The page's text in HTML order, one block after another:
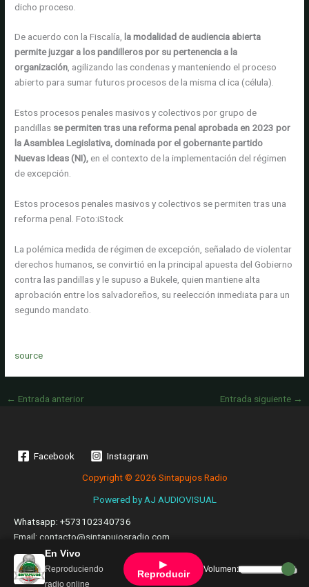
dicho proceso.
De acuerdo con la Fiscalía, la modalidad de audiencia abierta
permite juzgar a los pandilleros por su pertenencia a la
organización, agilizando las condenas y manteniendo el proceso
abierto para sumar futuros procesos de la misma cl ica (célula).
Estos procesos penales masivos y colectivos por grupo de
pandillas se permiten tras una reforma penal aprobada en 2023 por
la Asamblea Legislativa, dominada por el gobernante partido
Nuevas Ideas (NI), en el contexto de la implementación del régimen
de excepción.
Estos procesos penales masivos y colectivos se permiten tras una
reforma penal. Foto:iStock
La polémica medida de régimen de excepción, señalado de violentar
derechos humanos, se convirtió en la principal apuesta del Gobierno
contra las pandillas y le supuso a Bukele, quien mantiene alta
aprobación entre los salvadoreños, su reelección inmediata para un
segundo mandato.
source
← Entrada anterior Entrada siguiente →
Facebook
Instagram
Copyright © 2026 Sintapujos Radio
Powered by AJ AUDIOVISUAL
Whatsapp: +573102340736
Email: contacto@sintapujosradio.com
Bogotá - Colombia
En Vivo
Reproduciendo
radio online
▶
Reproducir
Volumen: